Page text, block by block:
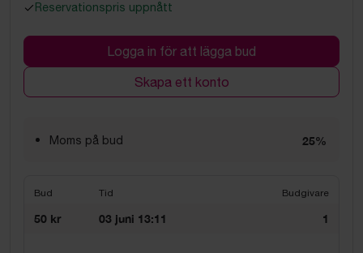
Reservationspris uppnått
Logga in för att lägga bud
Skapa ett konto
Moms på bud 25%
Bud Tid Budgivare
50 kr 03 juni 13:11 1